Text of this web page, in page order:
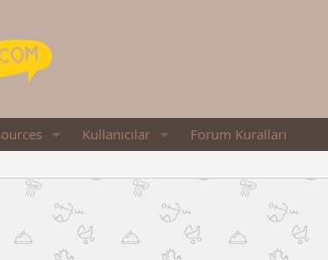
Kullanıcılar Forum Kuralları